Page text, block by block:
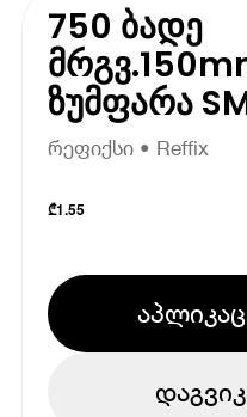
750 ბადე
ზუმფარა
რეფიქსი • Reffix
₾1.55